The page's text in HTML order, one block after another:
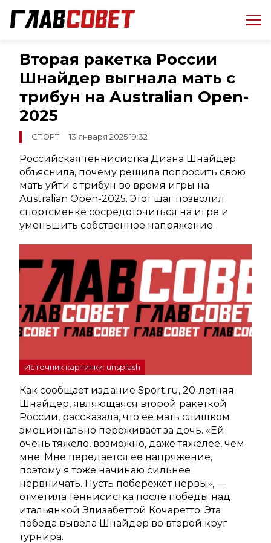
Вторая ракетка России
Шнайдер выгнала мать с
трибун на Australian Open-
2025
СПОРТ 13 января 2025 19:32
Российская теннисистка Диана Шнайдер
объяснила, почему решила попросить свою
мать уйти с трибун во время игры на
Australian Open-2025. Этот шаг позволил
спортсменке сосредоточиться на игре и
уменьшить собственное напряжение.
Источник картинки: unsplash
Как сообщает издание Sport.ru, 20-летняя
Шнайдер, являющаяся второй ракеткой
России, рассказала, что ее мать слишком
эмоционально переживает за дочь. «Ей
очень тяжело, возможно, даже тяжелее, чем
мне. Мне передается ее напряжение,
поэтому я тоже начинаю сильнее
нервничать. Пусть побережет нервы», —
отметила теннисистка после победы над
итальянкой Элизабеттой Кочаретто. Эта
победа вывела Шнайдер во второй круг
турнира.